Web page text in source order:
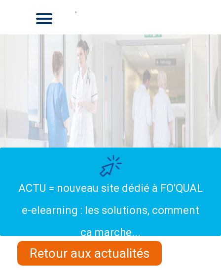
ACTU = nouveau site dédié à FO'QUAL
e-elearning : les solutions, comment
ça marche...
Retour aux actualités